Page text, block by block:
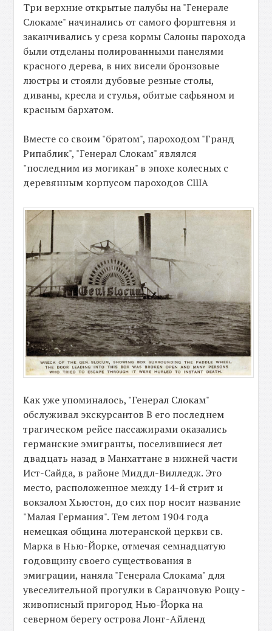
Три верхние открытые палубы на "Генерале
Слокаме" начинались от самого форштевня и
заканчивались у среза кормы Салоны парохода
были отделаны полированными панелями
красного дерева, в них висели бронзовые
люстры и стояли дубовые резные столы,
диваны, кресла и стулья, обитые сафьяном и
красным бархатом.
Вместе со своим "братом", пароходом "Гранд
Рипаблик", "Генерал Слокам" являлся
"последним из могикан" в эпохе колесных с
деревянным корпусом пароходов США
Как уже упоминалось, "Генерал Слокам"
обслуживал экскурсантов В его последнем
трагическом рейсе пассажирами оказались
германские эмигранты, поселившиеся лет
двадцать назад в Манхаттане в нижней части
Ист-Сайда, в районе Миддл-Вилледж. Это
место, расположенное между 14-й стрит и
вокзалом Хьюстон, до сих пор носит название
"Малая Германия". Тем летом 1904 года
немецкая община лютеранской церкви св.
Марка в Нью-Йорке, отмечая семнадцатую
годовщину своего существования в
эмиграции, наняла "Генерала Слокама" для
увеселительной прогулки в Саранчовую Рощу -
живописный пригород Нью-Йорка на
северном берегу острова Лонг-Айленд